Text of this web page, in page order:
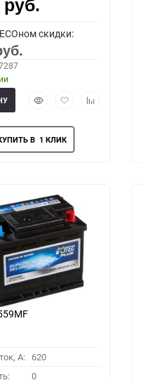
руб.
скидки:
БыстрыйДобавить
избранное
Добавить
A: 620
0